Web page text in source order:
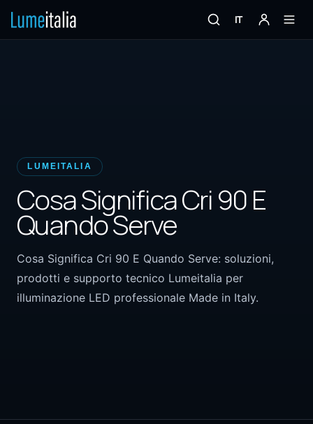
IT
LUMEITALIA
Cosa Significa Cri 90 E
Quando Serve
Cosa Significa Cri 90 E Quando Serve: soluzioni,
prodotti e supporto tecnico Lumeitalia per
illuminazione LED professionale Made in Italy.